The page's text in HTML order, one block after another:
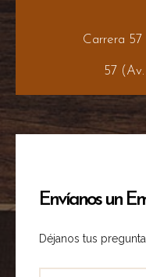
Carrera 57
57 (Av.
Envíanos un
Déjanos tus